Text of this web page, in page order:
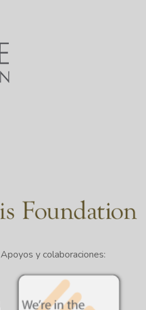
Apoyos y colaboraciones: